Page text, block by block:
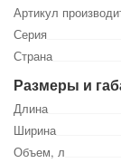
Артикул
Серия
Страна
Размеры и
Длина
Ширина
Объем, л